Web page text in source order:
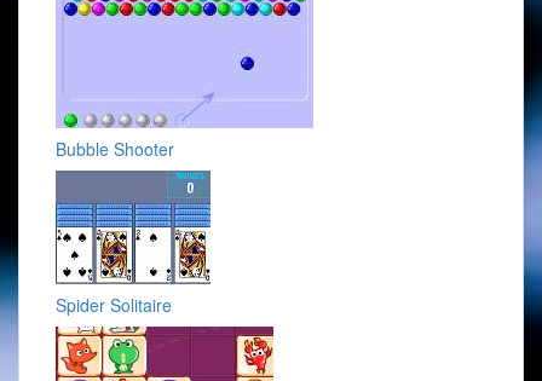
Bubble Shooter
Spider Solitaire